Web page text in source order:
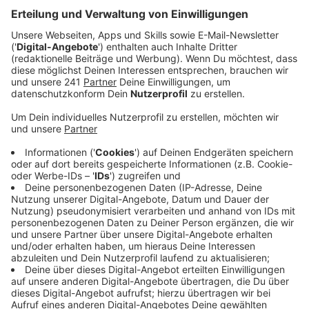
Veröffentlicht: Montag, 02.02.2026 00:00
Anzeige
Auszug aus der neuen Folge seines Podcasts